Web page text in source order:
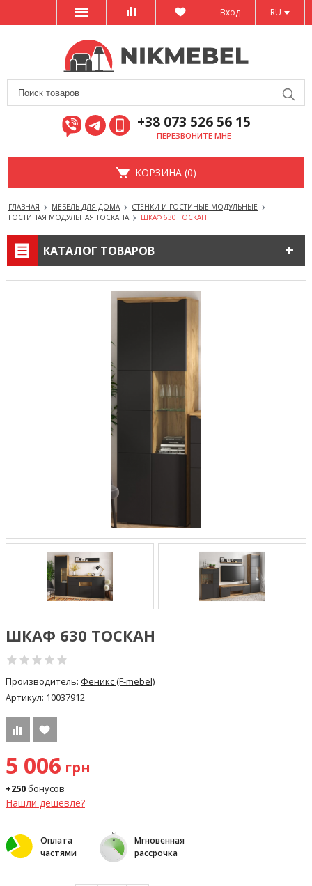
RU
Вход
+38 073 526 56 15
ПЕРЕЗВОНИТЕ МНЕ
КОРЗИНА (0)
ГЛАВНАЯ МЕБЕЛЬ ДЛЯ ДОМА
СТЕНКИ И ГОСТИНЫЕ МОДУЛЬНЫЕ
ГОСТИНАЯ МОДУЛЬНАЯ ТОСКАНА
ШКАФ 630 ТОСКАН
КАТАЛОГ ТОВАРОВ
ШКАФ 630 ТОСКАН
Производитель: Феникс (F-mebel)
Артикул: 10037912
5 006 грн
+250бонусов
Нашли дешевле?
Оплата
частями
Мгновенная
рассрочка